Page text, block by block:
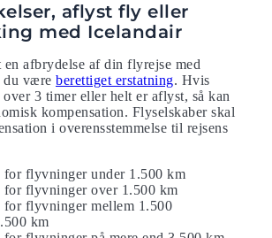
aflyst fly eller
med Icelandair
afbrydelse af din flyrejse med
du være berettiget erstatning. Hvis
3 timer eller helt er aflyst, så kan
kompensation. Flyselskaber skal
i overensstemmelse til rejsens
for flyvninger under 1.500 km
for flyvninger over 1.500 km
for flyvninger mellem 1.500
km